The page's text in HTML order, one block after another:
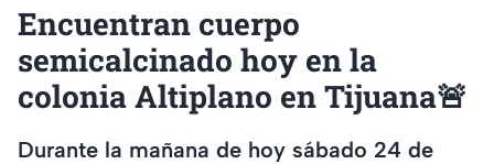
Encuentran cuerpo
semicalcinado hoy en la
colonia Altiplano en Tijuana🚨
Durante la mañana de hoy sábado 24 de